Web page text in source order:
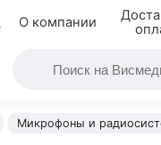
О компании
Микрофоны и